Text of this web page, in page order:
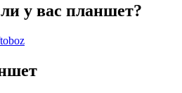
у вас планшет?